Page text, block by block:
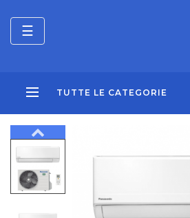
TUTTE LE CATEGORIE
navigazione
Toggle
☰